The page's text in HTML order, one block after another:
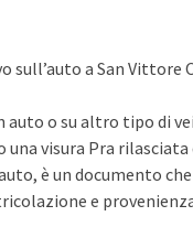
a San Vittore
o su altro tipo di
visura Pra
è un documento
e